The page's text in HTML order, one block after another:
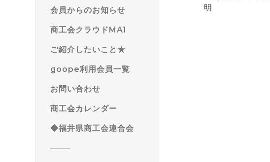
会員からのお知らせ
商工会クラウドMA1
ご紹介したいこと★
goope利用会員一覧
お問い合わせ
商工会カレンダー
◆福井県商工会連合会
明